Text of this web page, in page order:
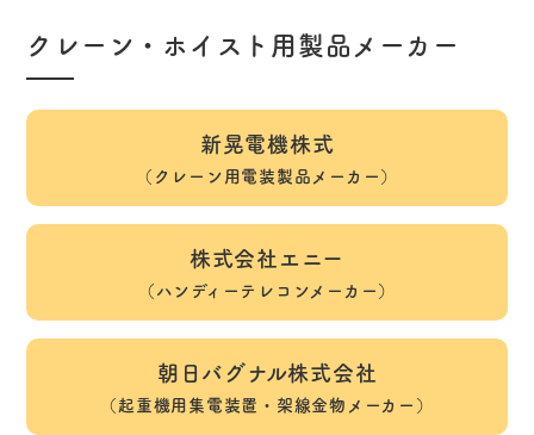
クレーン・ホイスト用製品メーカー
新晃電機株式
（クレーン用電装製品メーカー）
株式会社エニー
（ハンディーテレコンメーカー）
朝日バグナル株式会社
（起重機用集電装置 ・架線金物メーカー）